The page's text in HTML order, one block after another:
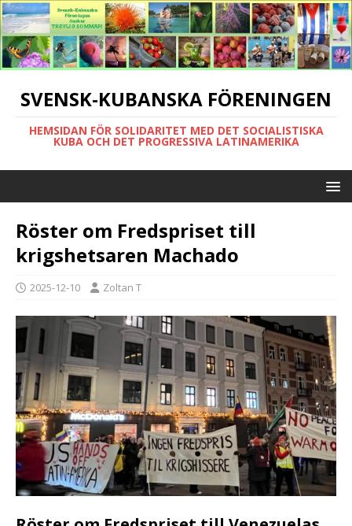
SVENSK-KUBANSKA FÖRENINGEN
HEMSIDAN FÖR SOLIDARITET MED DET SOCIALISTISKA
KUBA OCH DET PROGRESSIVA LATINAMERIKA
Röster om Fredspriset till
krigshetsaren Machado
2025-12-10 Zoltan T